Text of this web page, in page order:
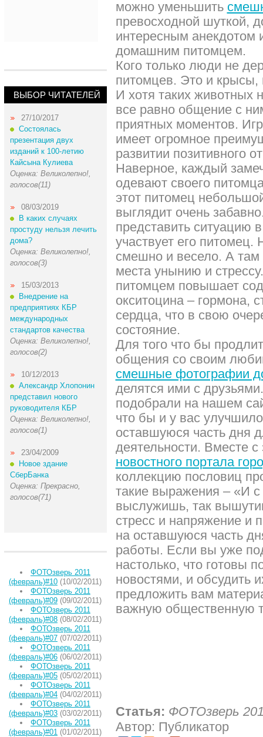
ВЫБОР ЧИТАТЕЛЕЙ
27/10/2017
Состоялась
презентация двух
изданий к 100-летию
Кайсына Кулиева
Оценка: Великолепно!,
голосов(11)
08/03/2019
В каких случаях
простуду нельзя лечить
дома?
Оценка: Великолепно!,
голосов(3)
15/03/2013
Внедрение на
предприятиях КБР
международных
стандартов качества
Оценка: Великолепно!,
голосов(2)
10/12/2013
Александр Хлопонин
представил нового
руководителя КБР
Оценка: Великолепно!,
голосов(1)
23/04/2009
Новое здание
СберБанка
Оценка: Прекрасно,
голосов(71)
ФОТОзверь 2011
(февраль)#10 (10/02/2011)
ФОТОзверь 2011
(февраль)#09 (09/02/2011)
ФОТОзверь 2011
(февраль)#08 (08/02/2011)
ФОТОзверь 2011
(февраль)#07 (07/02/2011)
ФОТОзверь 2011
(февраль)#06 (06/02/2011)
ФОТОзверь 2011
(февраль)#05 (05/02/2011)
ФОТОзверь 2011
(февраль)#04 (04/02/2011)
ФОТОзверь 2011
(февраль)#03 (03/02/2011)
ФОТОзверь 2011
(февраль)#01 (01/02/2011)
можно уменьшить
превосходной шуткой,
интересным анекдотом
домашним питомцем.
Кого только люди не
питомцев. Это и крысы,
И хотя таких животных
все равно общение с
приятных моментов.
имеет огромное
развитии позитивного
Наверное, каждый
одевают своего
этот питомец
выглядит очень
представить ситуацию
участвует его питомец.
смешно и весело. А там
места унынию и
питомцем повышает
окситоцина – гормона,
сердца, что в свою
состояние.
Для того что бы
общения со своим
смешные фотографии
делятся ими с
подобрали на нашем
что бы и у вас
оставшуюся часть дня
деятельности. Вместе
новостного портала
коллекцию пословиц
такие выражения – «И
выслужишь, так
стресс и напряжение и
на оставшуюся часть
работы. Если вы уже
настолько, что готовы
новостями, и обсудить
предложить вам
важную общественную
Статья: ФОТОзверь
Автор: Публикатор